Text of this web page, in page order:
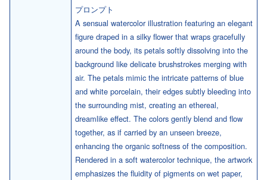
プロンプト
A sensual watercolor illustration featuring an elegant
figure draped in a silky flower that wraps gracefully
around the body, its petals softly dissolving into the
background like delicate brushstrokes merging with
air. The petals mimic the intricate patterns of blue
and white porcelain, their edges subtly bleeding into
the surrounding mist, creating an ethereal,
dreamlike effect. The colors gently blend and flow
together, as if carried by an unseen breeze,
enhancing the organic softness of the composition.
Rendered in a soft watercolor technique, the artwork
emphasizes the fluidity of pigments on wet paper,